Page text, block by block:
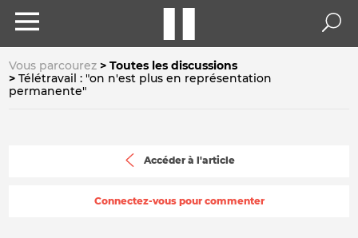
Vous parcourez
Toutes les discussions
Télétravail : "on n'est plus en représentation
permanente"
Accéder à l'article
Connectez-vous pour commenter